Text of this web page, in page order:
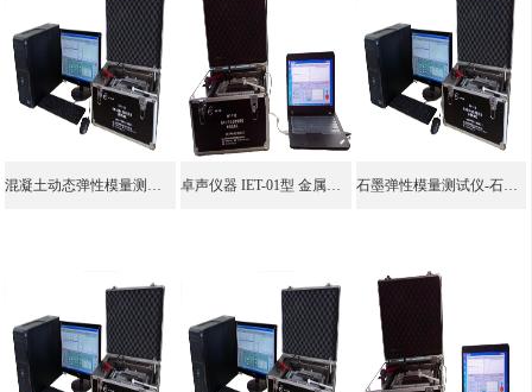
混凝土动态弹性模量测定仪 卓声仪器 IET-01型 金属弹性模量测试仪- 共振法 脉冲激振法 石墨弹性模量测试仪-石墨泊松比测定仪